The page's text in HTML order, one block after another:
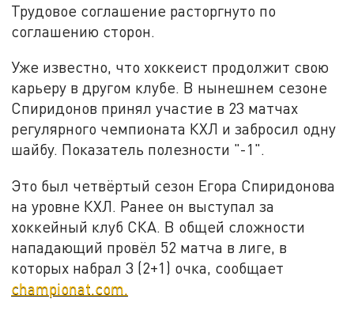
Трудовое соглашение расторгнуто по
соглашению сторон.
Уже известно, что хоккеист продолжит свою
карьеру в другом клубе. В нынешнем сезоне
Спиридонов принял участие в 23 матчах
регулярного чемпионата КХЛ и забросил одну
шайбу. Показатель полезности "-1".
Это был четвёртый сезон Егора Спиридонова
на уровне КХЛ. Ранее он выступал за
хоккейный клуб СКА. В общей сложности
нападающий провёл 52 матча в лиге, в
которых набрал 3 (2+1) очка, сообщает
championat.com.